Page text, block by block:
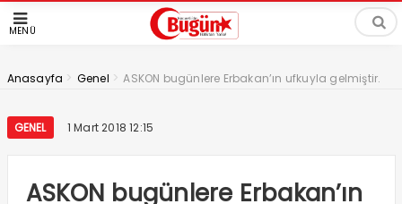
MENÜ
Anasayfa > Genel >ASKON bugünlere Erbakan’ın ufkuyla gelmiştir.
GENEL 1 Mart 2018 12:15
ASKON bugünlere Erbakan’ın